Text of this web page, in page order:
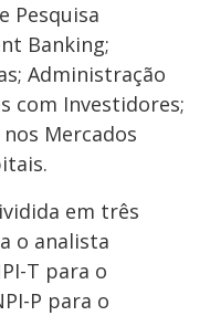
Pesquisa
Banking;
Administração
com Investidores;
Mercados
em três
o analista
T para o
P para o